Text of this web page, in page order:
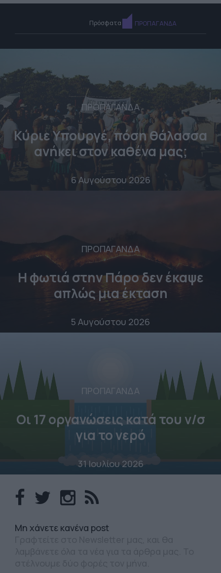
Πρόσφατα ΠΡΟΠΑΓΑΝΔΑ
ΠΡΟΠΑΓΑΝΔΑ
Κύριε Υπουργέ, πόση θάλασσα
ανήκει στον καθένα μας;
6 Αυγούστου 2026
ΠΡΟΠΑΓΑΝΔΑ
Η φωτιά στην Πάρο δεν έκαψε
απλώς μια έκταση
5 Αυγούστου 2026
ΠΡΟΠΑΓΑΝΔΑ
Οι 17 οργανώσεις κατά του ν/σ
για το νερό
31 Ιουλίου 2026
Mη χάνετε κανένα post